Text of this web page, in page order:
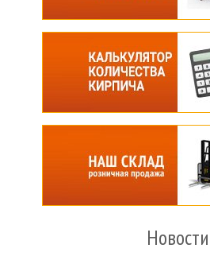
Новости